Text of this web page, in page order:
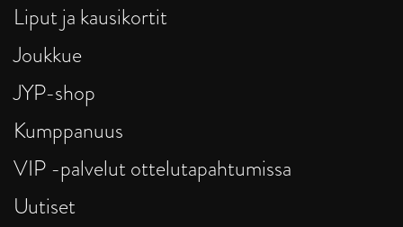
Liput ja kausikortit
Joukkue
JYP-shop
Kumppanuus
VIP -palvelut ottelutapahtumissa
Uutiset